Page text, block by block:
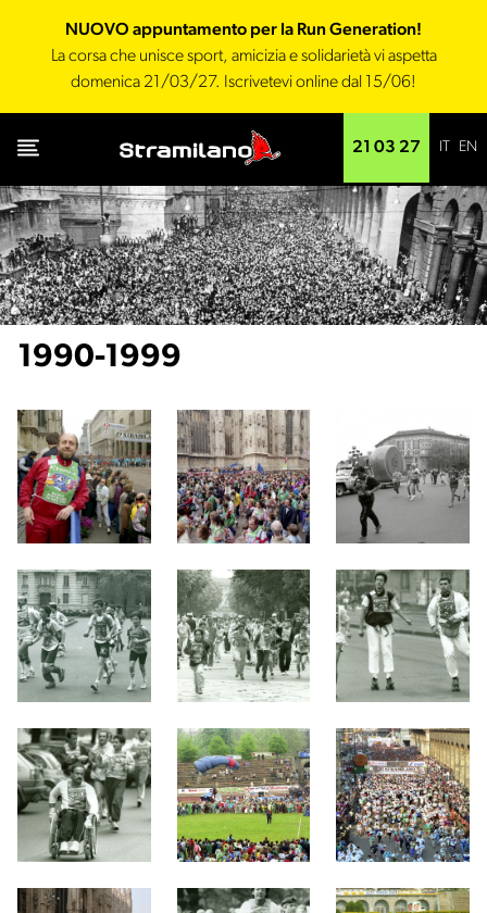
NUOVO appuntamento per la Run Generation!
La corsa che unisce sport, amicizia e solidarietà vi aspetta
domenica 21/03/27. Iscrivetevi online dal 15/06!
21 03 27 EN
1990-1999